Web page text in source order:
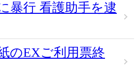
暴行 看護助手を逮
のEXご利用票終